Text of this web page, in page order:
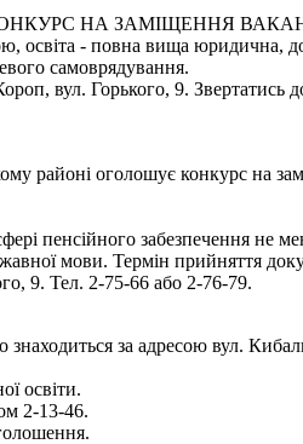
НА ЗАМІЩЕННЯ
- повна вища юридична,
самоврядування.
вул. Горького, 9. Звертатись
районі оголошує конкурс на
пенсійного забезпечення
мови. Термін прийняття
9. Тел. 2-75-66 або 2-76-79.
за адресою вул.
освіти.
2-13-46.